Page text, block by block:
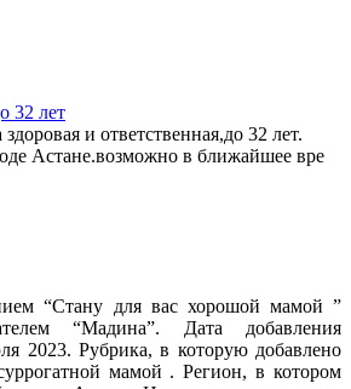
32 лет
и ответственная,до 32 лет.
Астане.возможно в ближайшее вре
“Стану для вас хорошой мамой ”
“Мадина”. Дата добавления
2023. Рубрика, в которую добавлено
мамой . Регион, в котором